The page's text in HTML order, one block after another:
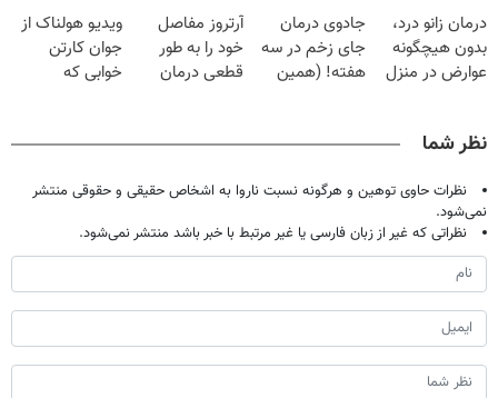
تحمل میکنی؟❗
خانگی
درمان زانو درد،
بدون هیچگونه
عوارض در منزل
جادوی درمان
جای زخم در سه
هفته! (همین
آرتروز مفاصل
خود را به طور
قطعی درمان
ویدیو هولناک از
جوان کارتن
خوابی که
نظر شما
نظرات حاوی توهین و هرگونه نسبت ناروا به اشخاص حقیقی و حقوقی منتشر
نمی‌شود.
نظراتی که غیر از زبان فارسی یا غیر مرتبط با خبر باشد منتشر نمی‌شود.